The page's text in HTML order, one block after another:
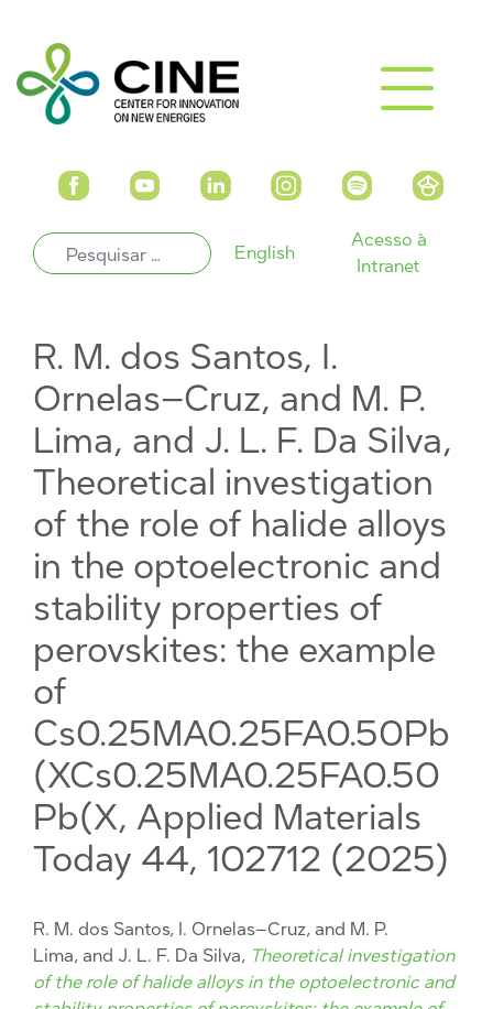
English
Acesso à
Intranet
R. M. dos Santos, I.
Ornelas–Cruz, and M. P.
Lima, and J. L. F. Da Silva,
Theoretical investigation
of the role of halide alloys
in the optoelectronic and
stability properties of
perovskites: the example
of
Cs0.25MA0.25FA0.50Pb
(XCs0.25MA0.25FA0.50
Pb(X, Applied Materials
Today 44, 102712 (2025)
R. M. dos Santos, I. Ornelas–Cruz, and M. P.
Lima, and J. L. F. Da Silva, Theoretical investigation
of the role of halide alloys in the optoelectronic and